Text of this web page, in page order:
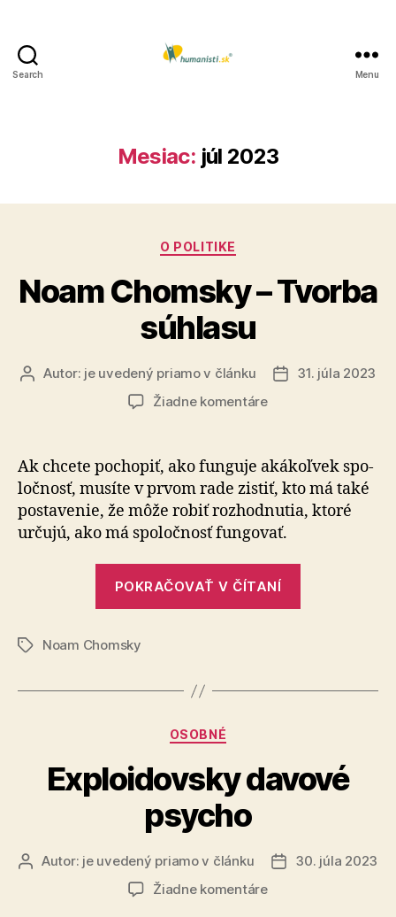
Search Menu
Mesiac: júl 2023
Kategórie
O POLITIKE
Noam Chomsky – Tvorba
súhlasu
AutorAutor: je uvedený priamo v článku
Dátum
31. júla 2023
Žiadne komentárena
–
Tvorba
súhlasu
Ak chcete pochopiť, ako funguje aká­koľ­vek spo­
loč­nosť, musíte v prvom rade zistiť, kto má také
posta­ve­nie, že môže robiť roz­hod­nutia, ktoré
určujú, ako má spo­loč­nosť fun­go­vať.
POKRAČOVAŤ V ČÍTANÍ
ZnačkyNoam Chomsky
Kategórie
OSOBNÉ
Exploidovsky davové
psycho
AutorAutor: je uvedený priamo v článku
Dátum30. júla 2023
Žiadne komentárena